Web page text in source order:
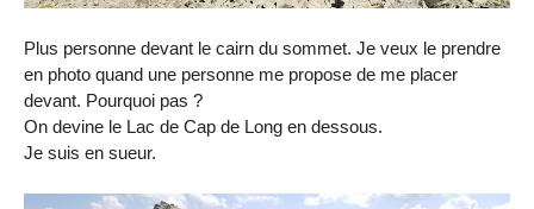
Plus personne devant le cairn du sommet. Je veux le prendre
en photo quand une personne me propose de me placer
devant. Pourquoi pas ?
On devine le Lac de Cap de Long en dessous.
Je suis en sueur.